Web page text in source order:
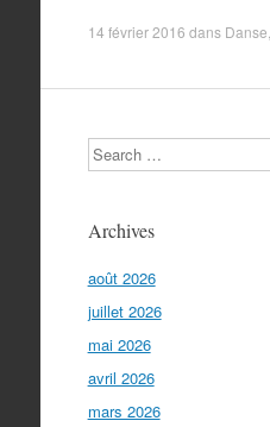
14 février 2016 dans Danse
Search
Archives
août 2026
juillet 2026
mai 2026
avril 2026
mars 2026